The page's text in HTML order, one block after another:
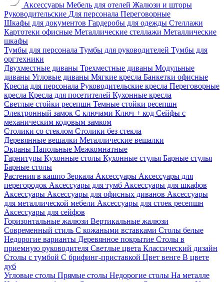
Аксессуары Мебель для отелей Жалюзи и шторы
Руководительские Для персонала Переговорные
Шкафы для документов Гардеробы для одежды Стеллажи
Картотеки офисные Металлические стеллажи Металлические
шкафы
Тумбы для персонала Тумбы для руководителей Тумбы для
оргтехники
Двухместные диваны Трехместные диваны Модульные
диваны Угловые диваны Мягкие кресла Банкетки офисные
Кресла для персонала Руководительские кресла Переговорные
кресла Кресла для посетителей Кухонные кресла
Светлые стойки ресепшн Темные стойки ресепшн
Электронный замок С ключами Ключ + код Сейфы с
механическим кодовым замком
Столики со стеклом Столики без стекла
Деревянные вешалки Металлические вешалки
Экраны Напольные Межкомнатные
Гарнитуры Кухонные столы Кухонные стулья Барные стулья
Барные столы
Растения в кашпо Зеркала Аксессуары Аксессуары для
перегородок Аксессуары для тумб Аксессуары для шкафов
Аксессуары Аксессуары для офисных диванов Аксессуары
для металлической мебели Аксессуары для стоек ресепшн
Аксессуары для сейфов
Горизонтальные жалюзи Вертикальные жалюзи
Современный стиль С кожаными вставками Столы белые
Недорогие варианты Деревянное покрытие Столы в
приемную руководителя Светлые цвета Классический дизайн
Столы с тумбой С брифинг-приставкой Цвет венге В цвете
дуб
Угловые столы Прямые столы Недорогие столы На металле